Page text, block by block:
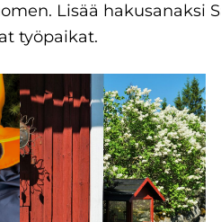
Lisää hakusanaksi
työpaikat.